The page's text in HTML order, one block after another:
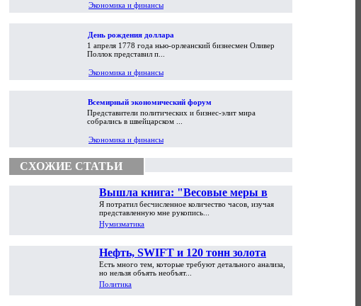
Экономика и финансы
День рождения доллара
1 апреля 1778 года нью-орлеанский бизнесмен Оливер
Поллок представил п...
Экономика и финансы
Всемирный экономический форум
Представители политических и бизнес-элит мира
собрались в швейцарском ...
Экономика и финансы
СХОЖИЕ СТАТЬИ
Вышла книга: "Весовые меры в
торговой практике Античности и
Средневековья"
Я потратил бесчисленное количество часов, изучая
представленную мне рукопись...
Нумизматика
Нефть, SWIFT и 120 тонн золота
Есть много тем, которые требуют детального анализа,
но нельзя объять необъят...
Политика